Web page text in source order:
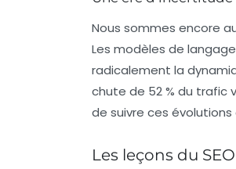
Nous sommes encore
Les modèles de
radicalement la
chute de 52 % du trafic
de suivre ces
Les leçons du